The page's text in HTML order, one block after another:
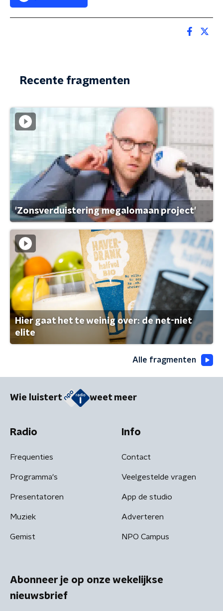
Recente fragmenten
'Zonsverduistering megalomaan project'
Hier gaat het te weinig over: de net-niet
elite
Alle fragmenten
Wie luistert weet meer
Radio
Frequenties
Programma's
Presentatoren
Muziek
Gemist
Info
Contact
Veelgestelde vragen
App de studio
Adverteren
NPO Campus
Abonneer je op onze wekelijkse
nieuwsbrief